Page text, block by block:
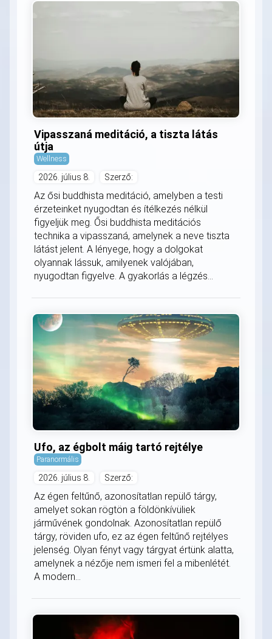
Vipasszaná meditáció, a tiszta látás
útja
Wellness
2026. július 8. Szerző:
Az ősi buddhista meditáció, amelyben a testi
érzeteinket nyugodtan és ítélkezés nélkül
figyeljük meg. Ősi buddhista meditációs
technika a vipasszaná, amelynek a neve tiszta
látást jelent. A lényege, hogy a dolgokat
olyannak lássuk, amilyenek valójában,
nyugodtan figyelve. A gyakorlás a légzés...
Ufo, az égbolt máig tartó rejtélye
Paranormális
2026. július 8. Szerző:
Az égen feltűnő, azonosítatlan repülő tárgy,
amelyet sokan rögtön a földönkívüliek
járművének gondolnak. Azonosítatlan repülő
tárgy, röviden ufo, ez az égen feltűnő rejtélyes
jelenség. Olyan fényt vagy tárgyat értünk alatta,
amelynek a nézője nem ismeri fel a mibenlétét.
A modern...